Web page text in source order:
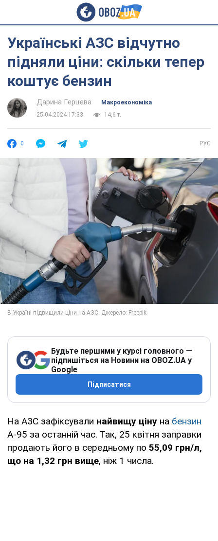
Українські АЗС відчутно
підняли ціни: скільки тепер
коштує бензин
Дарина Герцева
Mакроекономіка
25.04.2024 17:33
14,6 т.
0 РУС
Будьте першими у курсі головного —
підпишіться на Новини на OBOZ.UA у
Google
Підписатися
На АЗС зафіксували найвищу ціну на бензин
А-95 за останній час. Так, 25 квітня заправки
продають його в середньому по 55,09 грн/л,
що на 1,32 грн вище, ніж 1 числа.